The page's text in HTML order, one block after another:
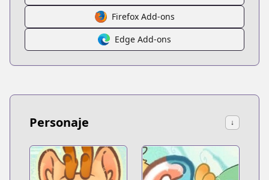
Firefox Add-ons
Edge Add-ons
Personaje ↓